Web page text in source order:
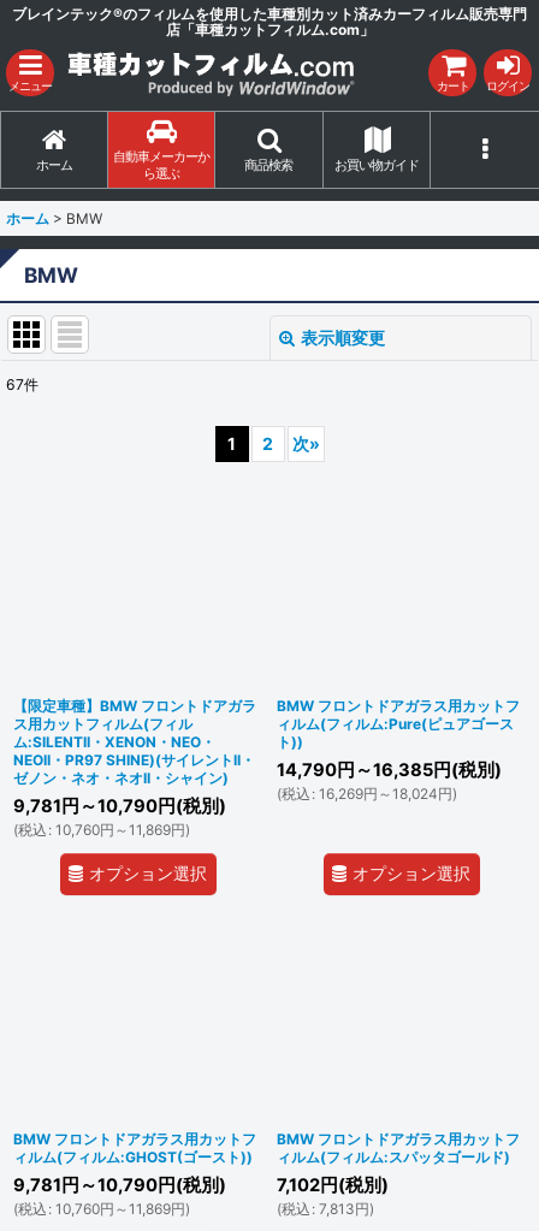
ブレインテック®のフィルムを使用した車種別カット済みカーフィルム販売専門
店「車種カットフィルム.com」
メニュー カート ログイン
ホーム
自動車メーカーか
ら選ぶ
商品検索 お買い物ガイド
ホーム > BMW
BMW
表示順変更
67件
1 2 次»
【限定車種】BMW フロントドアガラ
ス用カットフィルム(フィル
ム:SILENTII・XENON・NEO・
NEOII・PR97 SHINE)(サイレントII・
ゼノン・ネオ・ネオII・シャイン)
9,781 円 ～10,790円(税別)
(税込 : 10,760円 ～11,869円)
オプション選択
BMW フロントドアガラス用カットフ
ィルム(フィルム:Pure(ピュアゴース
ト))
14,790円 ～16,385円(税別)
(税込 : 16,269円 ～18,024円)
オプション選択
BMW フロントドアガラス用カットフ
ィルム(フィルム:GHOST(ゴースト))
9,781 円 ～10,790円(税別)
(税込 : 10,760円 ～11,869円)
BMW フロントドアガラス用カットフ
ィルム(フィルム:スパッタゴールド)
7,102円(税別)
(税込 : 7,813円)